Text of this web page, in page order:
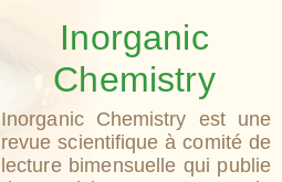
Inorganic
Chemistry
Inorganic Chemistry est une
revue scientifique à comité de
lecture bimensuelle qui publie